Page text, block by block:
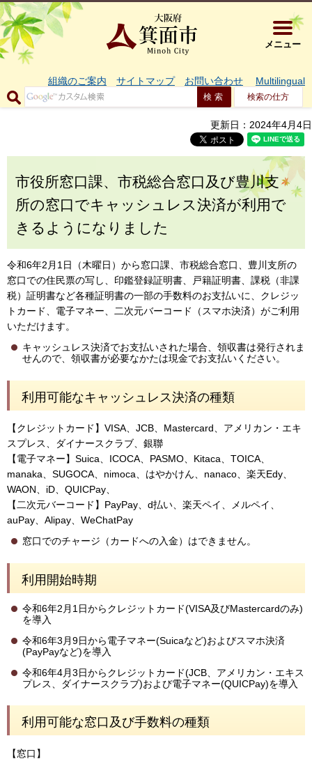
大阪府箕
メニュー
組織のご案内 サイトマップ お問い合わせ Multilingual
検索の仕方
更新日：2024年4月4日
市役所窓口課、市税総合窓口及び豊川支
所の窓口でキャッシュレス決済が利用で
きるようになりました
令和6年2月1日（木曜日）から窓口課、市税総合窓口、豊川支所の
窓口での住民票の写し、印鑑登録証明書、戸籍証明書、課税（非課
税）証明書など各種証明書の一部の手数料のお支払いに、クレジッ
トカード、電子マネー、二次元バーコード（スマホ決済）がご利用
いただけます。
キャッシュレス決済でお支払いされた場合、領収書は発行されま
せんので、領収書が必要なかたは現金でお支払いください。
利用可能なキャッシュレス決済の種類
【クレジットカード】VISA、JCB、Mastercard、アメリカン・エキ
スプレス、ダイナースクラブ、銀聯
【電子マネー】Suica、ICOCA、PASMO、Kitaca、TOICA、
manaka、SUGOCA、nimoca、はやかけん、nanaco、楽天Edy、
WAON、iD、QUICPay、
【二次元バーコード】PayPay、d払い、楽天ペイ、メルペイ、
auPay、Alipay、WeChatPay
窓口でのチャージ（カードへの入金）はできません。
利用開始時期
令和6年2月1日からクレジットカード(VISA及びMastercardのみ)
を導入
令和6年3月9日から電子マネー(Suicaなど)およびスマホ決済
(PayPayなど)を導入
令和6年4月3日からクレジットカード(JCB、アメリカン・エキス
プレス、ダイナースクラブ)および電子マネー(QUICPay)を導入
利用可能な窓口及び手数料の種類
【窓口】